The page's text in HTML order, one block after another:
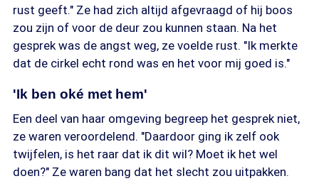
rust geeft." Ze had zich altijd afgevraagd of hij boos
zou zijn of voor de deur zou kunnen staan. Na het
gesprek was de angst weg, ze voelde rust. "Ik merkte
dat de cirkel echt rond was en het voor mij goed is."
'Ik ben oké met hem'
Een deel van haar omgeving begreep het gesprek niet,
ze waren veroordelend. "Daardoor ging ik zelf ook
twijfelen, is het raar dat ik dit wil? Moet ik het wel
doen?" Ze waren bang dat het slecht zou uitpakken.